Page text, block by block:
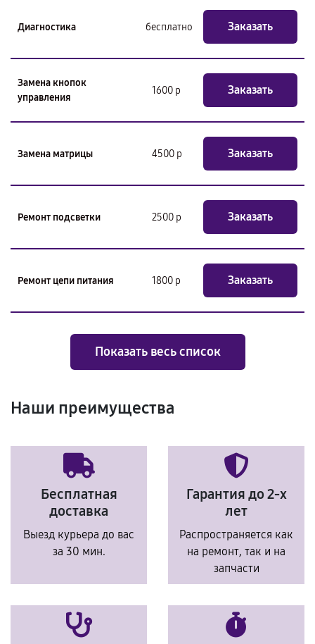
Диагностика бесплатно Заказать
Замена кнопок
управления
1600 р Заказать
Замена матрицы 4500 р Заказать
Ремонт подсветки 2500 р Заказать
Ремонт цепи питания 1800 р Заказать
Показать весь список
Наши преимущества
Бесплатная
доставка
Выезд курьера до вас
за 30 мин.
Гарантия до 2-х
лет
Распространяется как
на ремонт, так и на
запчасти